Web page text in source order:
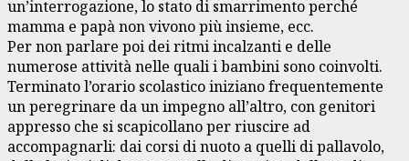
un’interrogazione, lo stato di smarrimento perché
mamma e papà non vivono più insieme, ecc.
Per non parlare poi dei ritmi incalzanti e delle
numerose attività nelle quali i bambini sono coinvolti.
Terminato l’orario scolastico iniziano frequentemente
un peregrinare da un impegno all’altro, con genitori
appresso che si scapicollano per riuscire ad
accompagnarli: dai corsi di nuoto a quelli di pallavolo,